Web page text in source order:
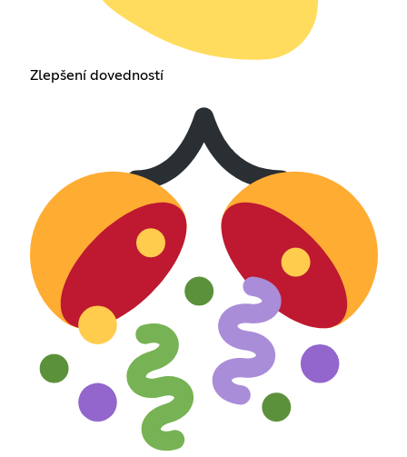
Zlepšení dovedností